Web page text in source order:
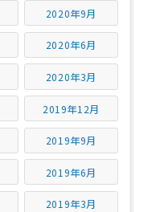
2020年9月
2020年6月
2020年3月
2019年12月
2019年9月
2019年6月
2019年3月